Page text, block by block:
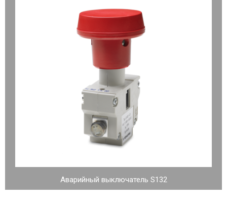
Аварийный выключатель S132